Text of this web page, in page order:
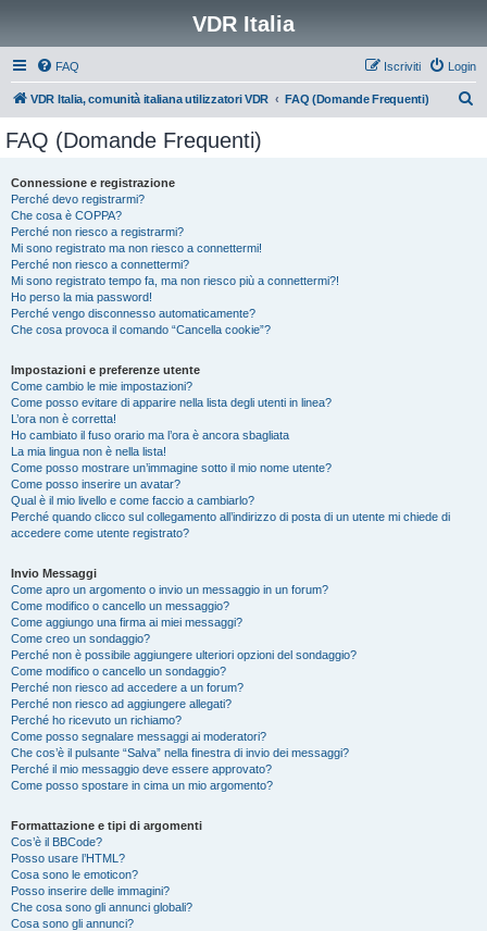
VDR Italia
FAQ Login
Iscriviti
VDR Italia, comunità italiana utilizzatori VDR FAQ (Domande Frequenti)
FAQ (Domande Frequenti)
Connessione e registrazione
Perché devo registrarmi?
Che cosa è COPPA?
Perché non riesco a registrarmi?
Mi sono registrato ma non riesco a connettermi!
Perché non riesco a connettermi?
Mi sono registrato tempo fa, ma non riesco più a connettermi?!
Ho perso la mia password!
Perché vengo disconnesso automaticamente?
Che cosa provoca il comando “Cancella cookie”?
Impostazioni e preferenze utente
Come cambio le mie impostazioni?
Come posso evitare di apparire nella lista degli utenti in linea?
L’ora non è corretta!
Ho cambiato il fuso orario ma l’ora è ancora sbagliata
La mia lingua non è nella lista!
Come posso mostrare un’immagine sotto il mio nome utente?
Come posso inserire un avatar?
Qual è il mio livello e come faccio a cambiarlo?
Perché quando clicco sul collegamento all’indirizzo di posta di un utente mi chiede di
accedere come utente registrato?
Invio Messaggi
Come apro un argomento o invio un messaggio in un forum?
Come modifico o cancello un messaggio?
Come aggiungo una firma ai miei messaggi?
Come creo un sondaggio?
Perché non è possibile aggiungere ulteriori opzioni del sondaggio?
Come modifico o cancello un sondaggio?
Perché non riesco ad accedere a un forum?
Perché non riesco ad aggiungere allegati?
Perché ho ricevuto un richiamo?
Come posso segnalare messaggi ai moderatori?
Che cos’è il pulsante “Salva” nella finestra di invio dei messaggi?
Perché il mio messaggio deve essere approvato?
Come posso spostare in cima un mio argomento?
Formattazione e tipi di argomenti
Cos’è il BBCode?
Posso usare l’HTML?
Cosa sono le emoticon?
Posso inserire delle immagini?
Che cosa sono gli annunci globali?
Cosa sono gli annunci?